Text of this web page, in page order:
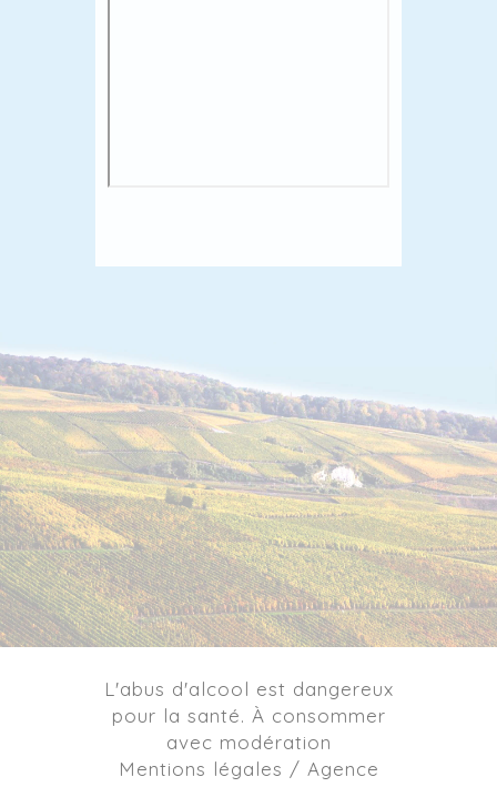
L'abus d'alcool est dangereux
pour la santé. À consommer
avec modération
Mentions légales / Agence